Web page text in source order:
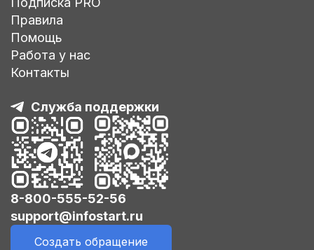
Правила
Помощь
Работа у нас
Контакты
Служба поддержки
8-800-555-52-56
support@infostart.ru
Создать обращение